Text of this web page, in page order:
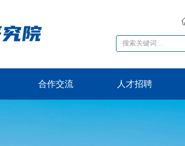
合作交流 人才招聘